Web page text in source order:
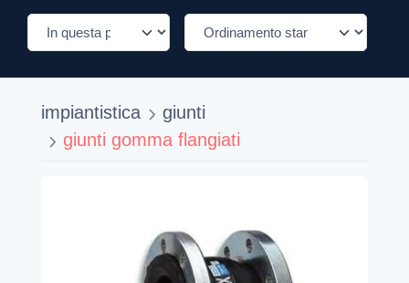
impiantistica
giunti
giunti gomma flangiati